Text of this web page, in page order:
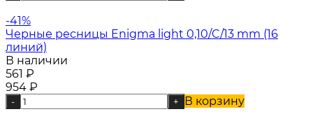
-41%
Черные ресницы Enigma light 0,10/C/13 mm (16
линий)
В наличии
561 ₽
954 ₽
- + В корзину